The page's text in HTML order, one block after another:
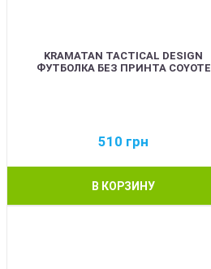
KRAMATAN TACTICAL DESIGN
ФУТБОЛКА БЕЗ ПРИНТА COYOTE
510 грн
В КОРЗИНУ